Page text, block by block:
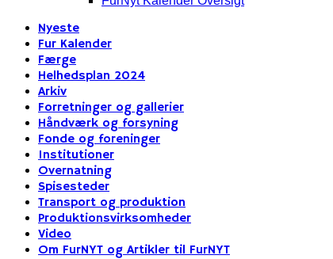
Nyeste
Fur Kalender
Færge
Helhedsplan 2024
Arkiv
Forretninger og gallerier
Håndværk og forsyning
Fonde og foreninger
Institutioner
Overnatning
Spisesteder
Transport og produktion
Produktionsvirksomheder
Video
Om FurNYT og Artikler til FurNYT